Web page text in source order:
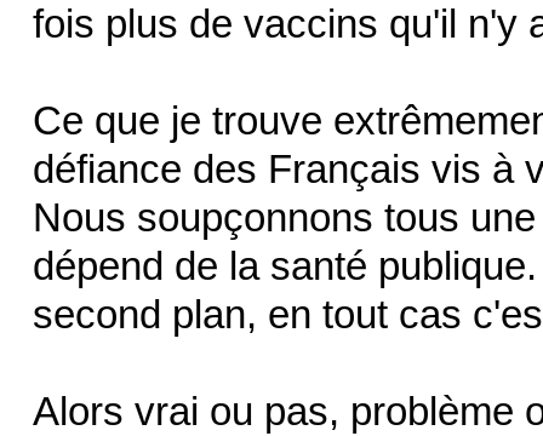
fois plus de vaccins qu'il n'y
Ce que je trouve
défiance des Français vis à
Nous soupçonnons tous
dépend de la santé
second plan, en tout cas
Alors vrai ou pas, problème